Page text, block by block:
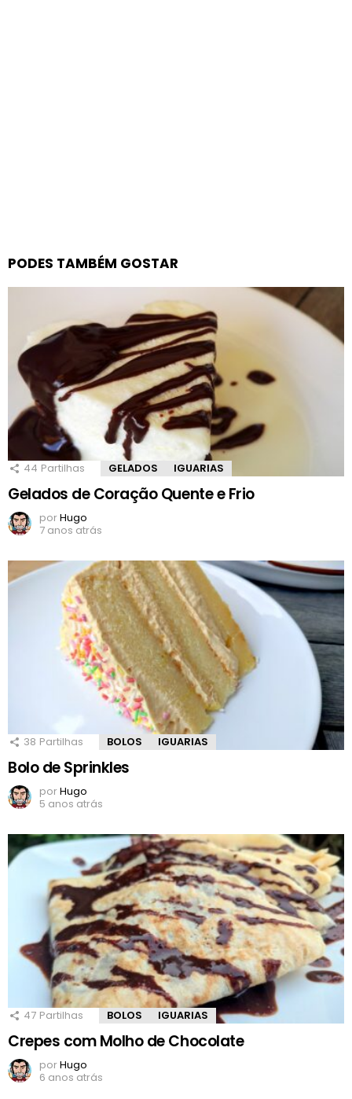
PODES TAMBÉM GOSTAR
44 Partilhas GELADOS IGUARIAS
Gelados de Coração Quente e Frio
porHugo
7 anos atrás
38 Partilhas BOLOS IGUARIAS
Bolo de Sprinkles
porHugo
5 anos atrás
47 Partilhas BOLOS IGUARIAS
Crepes com Molho de Chocolate
porHugo
6 anos atrás